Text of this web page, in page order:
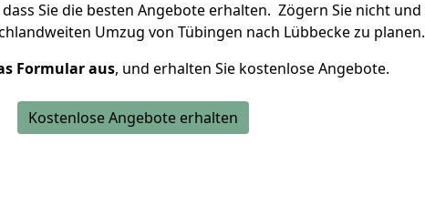
Sie die besten Angebote erhalten. Zögern Sie nicht und
Umzug von Tübingen nach Lübbecke zu planen.
Formular aus, und erhalten Sie kostenlose Angebote.
Kostenlose Angebote erhalten